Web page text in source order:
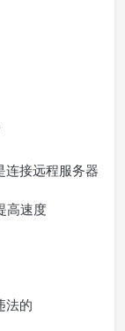
连接远程服务器
高速度
法的